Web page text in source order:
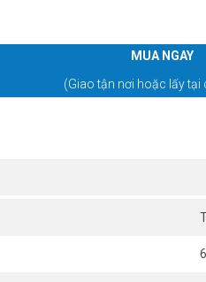
₫.
tại là: 325.050 ₫.
MUA NGAY
(Giao tận nơi hoặc lấy tại